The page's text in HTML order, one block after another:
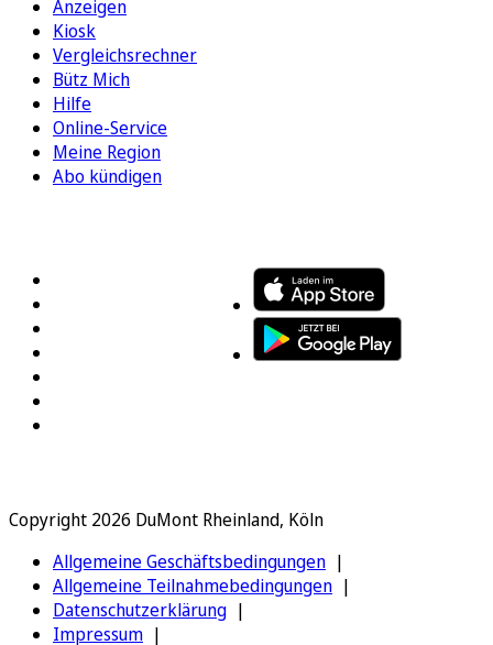
Anzeigen
Kiosk
Vergleichsrechner
Bütz Mich
Hilfe
Online-Service
Meine Region
Abo kündigen
Copyright 2026 DuMont Rheinland, Köln
Allgemeine Geschäftsbedingungen
Allgemeine Teilnahmebedingungen
Datenschutzerklärung
Impressum